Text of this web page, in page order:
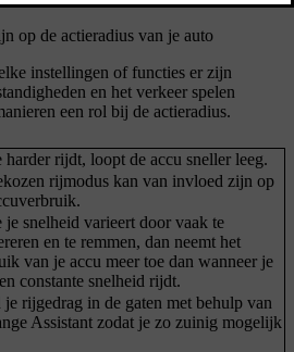
op de actieradius van je auto
instellingen of functies er zijn
en het verkeer spelen
een rol bij de actieradius.
harder rijdt, loopt de accu sneller leeg.
rijmodus kan van invloed zijn op
je snelheid varieert door vaak te
en te remmen, dan neemt het
van je accu meer toe dan wanneer je
constante snelheid rijdt.
je rijgedrag in de gaten met behulp van
Assistant zodat je zo zuinig mogelijk